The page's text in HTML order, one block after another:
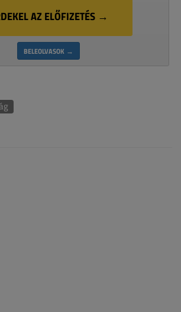
AZ ELŐFIZETÉS →
BELEOLVASOK →